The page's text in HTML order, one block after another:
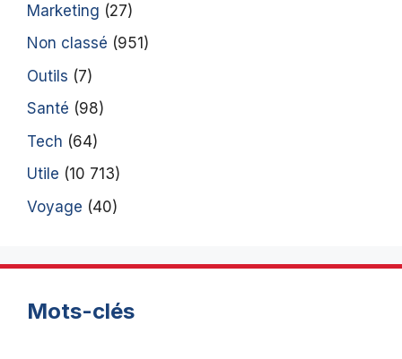
Marketing (27)
Non classé (951)
Outils (7)
Santé (98)
Tech (64)
Utile (10 713)
Voyage (40)
Mots-clés